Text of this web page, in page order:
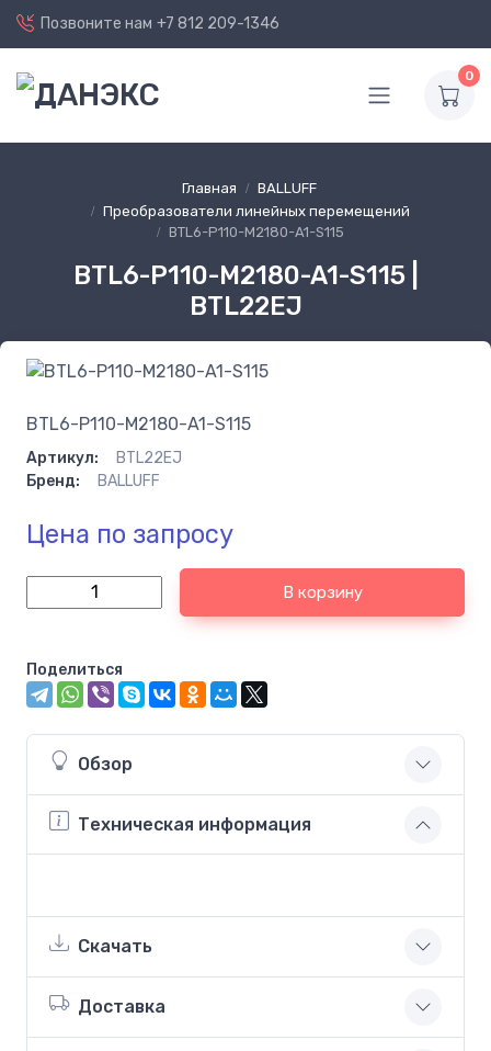
Позвоните нам +7 812 209-1346
0
Главная
BALLUFF
Преобразователи линейных перемещений
BTL6-P110-M2180-A1-S115
BTL6-P110-M2180-A1-S115 |
BTL22EJ
BTL6-P110-M2180-A1-S115
Артикул:
BTL22EJ
Бренд:
BALLUFF
Цена по запросу
В корзину
Поделиться
Обзор
Техническая информация
Скачать
Доставка